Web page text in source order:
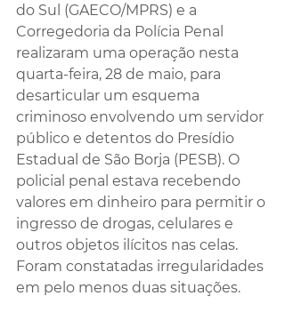
do Sul (GAECO/MPRS) e a
Corregedoria da Polícia Penal
realizaram uma operação nesta
quarta-feira, 28 de maio, para
desarticular um esquema
criminoso envolvendo um servidor
público e detentos do Presídio
Estadual de São Borja (PESB). O
policial penal estava recebendo
valores em dinheiro para permitir o
ingresso de drogas, celulares e
outros objetos ilícitos nas celas.
Foram constatadas irregularidades
em pelo menos duas situações.